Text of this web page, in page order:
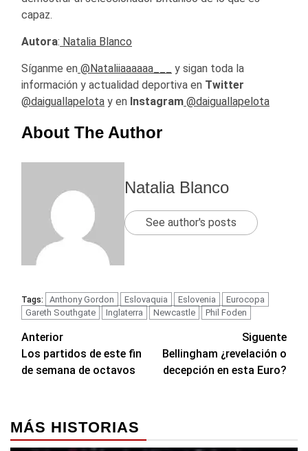
capaz.
Autora: Natalia Blanco
Síganme en @Nataliiaaaaaa___
y sigan toda la
información y actualidad deportiva en Twitter
@daiguallapelota y en Instagram @daiguallapelota
About The Author
Natalia Blanco
See author's posts
Tags: Anthony Gordon Eslovaquia Eslovenia
Eurocopa
Gareth Southgate
Inglaterra Newcastle Phil Foden
Navegación
de
Anterior
Los partidos de este fin
de semana de octavos
Siguente
Bellingham ¿revelación o
decepción en esta Euro?
MÁS HISTORIAS